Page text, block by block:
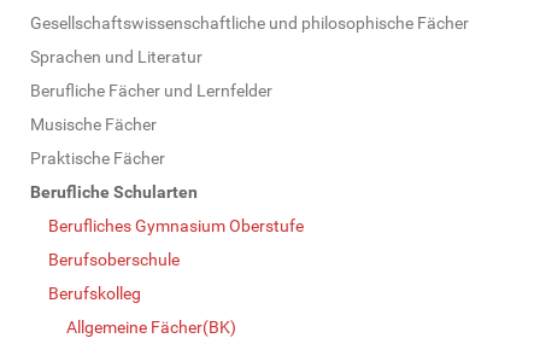
Gesellschaftswissenschaftliche und philosophische Fächer
Sprachen und Literatur
Berufliche Fächer und Lernfelder
Musische Fächer
Praktische Fächer
Berufliche Schularten
Berufliches Gymnasium Oberstufe
Berufsoberschule
Berufskolleg
Allgemeine Fächer(BK)